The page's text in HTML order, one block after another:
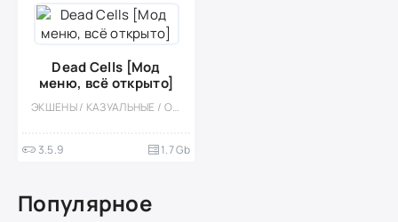
Dead Cells [Мод
меню, всё открыто]
ЭКШЕНЫ / КАЗУАЛЬНЫЕ / ОДНОПОЛЬЗОВАТЕЛЬСКИЕ / ОФЛАЙН / БЕЗ КЕША / ПЛАТФОРМЕРЫ / ПИКСЕЛЬНАЯ / ИНДИ / СЛЭШЕР / СЛОЖНАЯ / ПЛАТНАЯ / БОЛЬШАЯ / ОДНА ЖИЗНЬ / МОД / РОГАЛИК
3.5.9 1.7 Gb
Популярное